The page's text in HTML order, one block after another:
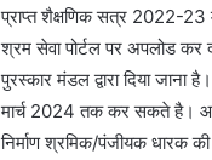
प्राप्‍त शैक्षणिक सत्र 2022-23 में
श्रम सेवा पोर्टल पर अपलोड कर
पुरस्‍कार मंडल द्वारा दिया जाना
मार्च 2024 तक कर सकते है।
निर्माण श्रमिक/पंजीयक धारक